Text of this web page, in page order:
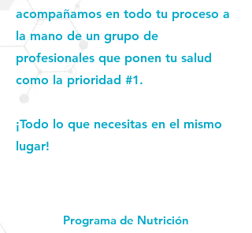
acompañamos en todo tu proceso a
la mano de un grupo de
profesionales que ponen tu salud
como la prioridad #1.
¡Todo lo que necesitas en el mismo
lugar!
Programa de Nutrición